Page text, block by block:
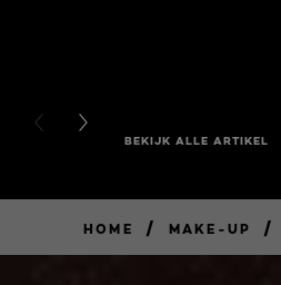
PREVIOUS CARD
NEXT CARD
BEKIJK ALLE ARTIKEL
HOME / MAKE-UP /